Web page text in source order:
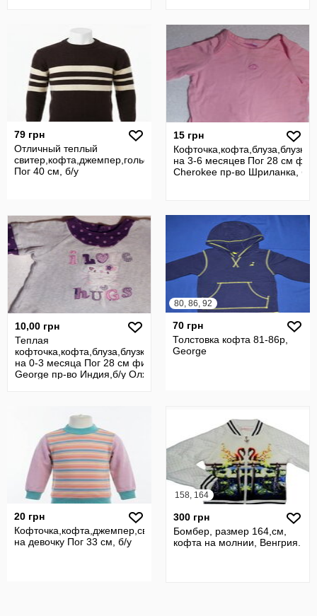
79 грн
Отличный теплый
свитер,кофта,джемпер,гольф
Пог 40 см, б/у
15 грн
на 3-6 месяцев Пог 28 см
Cherokee пр-во Шриланка, б/
10,00 грн
Теплая
кофточка,кофта,блуза,блузка,футболка
на 0-3 месяца Пог 28 см фирмы
George пр-во Индия,б/у Олх
80, 86, 92
70 грн
Толстовка кофта 81-86р,
George
20 грн
Кофточка,кофта,джемпер,свитер,гольф
на девочку Пог 33 см, б/у
158, 164
300 грн
Бомбер, размер 164,см,
кофта на молнии, Венгрия.